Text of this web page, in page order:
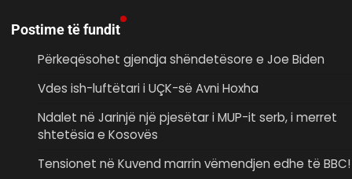
Postime të fundit
Përkeqësohet gjendja shëndetësore e Joe Biden
Vdes ish-luftëtari i UÇK-së Avni Hoxha
Ndalet në Jarinjë një pjesëtar i MUP-it serb, i merret
shtetësia e Kosovës
Tensionet në Kuvend marrin vëmendjen edhe të BBC!